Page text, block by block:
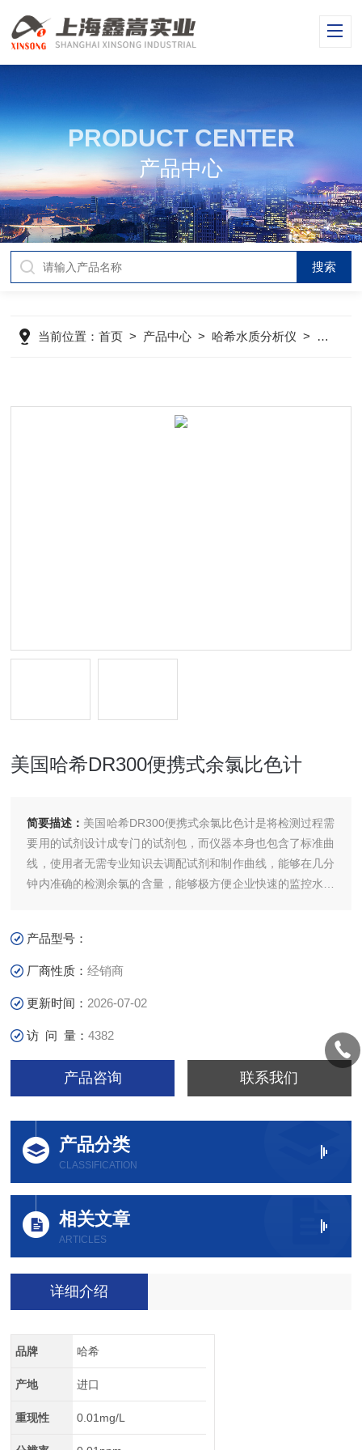
PRODUCT CENTER
产品中心
当前位置：首页 > 产品中心 > 哈希水质分析仪 > 哈希余
美国哈希DR300便携式余氯比色计
简要描述： 美国哈希DR300便携式余氯比色计是将检测过程需
要用的试剂设计成专门的试剂包，而仪器本身也包含了标准曲
线，使用者无需专业知识去调配试剂和制作曲线，能够在几分
钟内准确的检测余氯的含量，能够极方便企业快速的监控水中
产品型号：
厂商性质：经销商
更新时间： 2026-07-02
访 问 量：4382
产品咨询 联系我们
产品分类
CLASSIFICATION
相关文章
ARTICLES
详细介绍
品牌 哈希
产地 进口
重现性 0.01mg/L